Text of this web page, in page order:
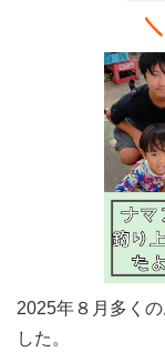
2025年８月多く
した。